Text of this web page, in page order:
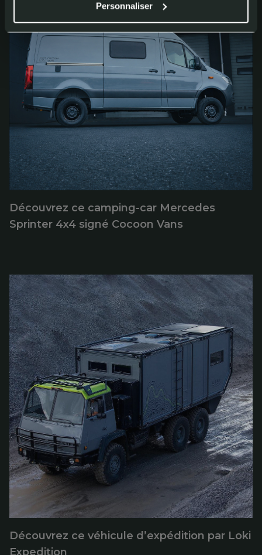
Personnaliser
Découvrez ce camping-car Mercedes
Sprinter 4x4 signé Cocoon Vans
Découvrez ce véhicule d’expédition par Loki
Expedition